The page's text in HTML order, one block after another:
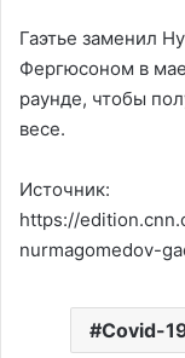
Гаэтье заменил
Фергюсоном в
раунде, чтобы
весе.
Источник:
https://
nurmagomedov-
Covid-